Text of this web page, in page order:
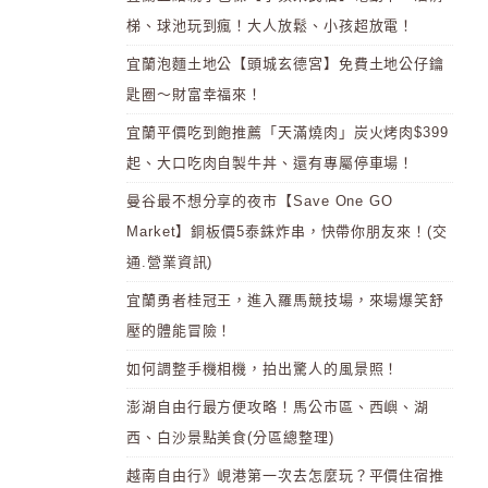
梯、球池玩到瘋！大人放鬆、小孩超放電！
宜蘭泡麵土地公【頭城玄德宮】免費土地公仔鑰
匙圈～財富幸福來！
宜蘭平價吃到飽推薦「天滿燒肉」炭火烤肉$399
起、大口吃肉自製牛丼、還有專屬停車場！
曼谷最不想分享的夜市【Save One GO
Market】銅板價5泰銖炸串，快帶你朋友來！(交
通.營業資訊)
宜蘭勇者桂冠王，進入羅馬競技場，來場爆笑舒
壓的體能冒險！
如何調整手機相機，拍出驚人的風景照！
澎湖自由行最方便攻略！馬公市區、西嶼、湖
西、白沙景點美食(分區總整理)
越南自由行》峴港第一次去怎麼玩？平價住宿推